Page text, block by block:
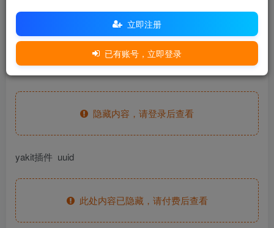
fofa语句
隐藏内容，请登录后查看
yakit插件 uuid
此处内容已隐藏，请付费后查看
立即注册
已有账号，立即登录